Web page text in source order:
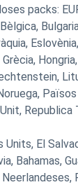
packs:
Republica
Units, El
Bahamas,